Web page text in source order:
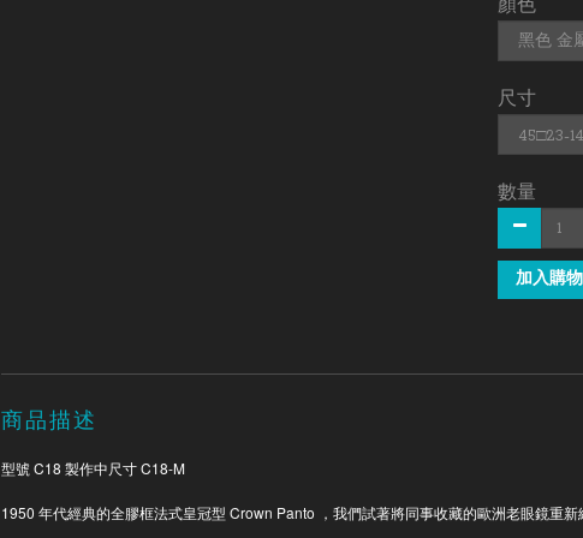
顏色
尺寸
數量
加入購
商品描述
型號 C18 製作中尺寸 C18-M
1950 年代經典的全膠框法式皇冠型 Crown Panto ，我們試著將同事收藏的歐洲老眼鏡重